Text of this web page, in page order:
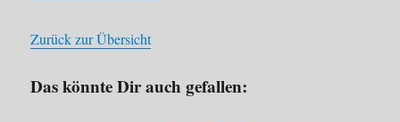
Zurück zur Übersicht
Das könnte Dir auch gefallen: